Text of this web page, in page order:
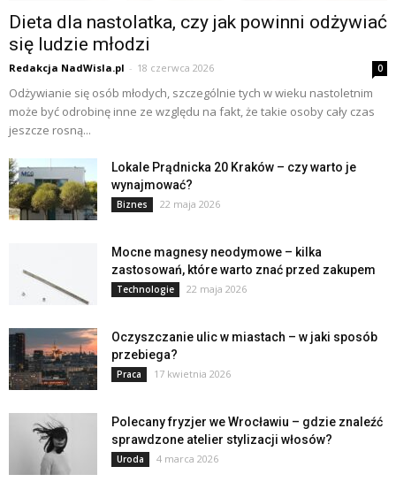
Dieta dla nastolatka, czy jak powinni odżywiać
się ludzie młodzi
Redakcja NadWisla.pl - 18 czerwca 2026 0
Odżywianie się osób młodych, szczególnie tych w wieku nastoletnim
może być odrobinę inne ze względu na fakt, że takie osoby cały czas
jeszcze rosną...
Lokale Prądnicka 20 Kraków – czy warto je
wynajmować?
Biznes 22 maja 2026
Mocne magnesy neodymowe – kilka
zastosowań, które warto znać przed zakupem
Technologie 22 maja 2026
Oczyszczanie ulic w miastach – w jaki sposób
przebiega?
Praca 17 kwietnia 2026
Polecany fryzjer we Wrocławiu – gdzie znaleźć
sprawdzone atelier stylizacji włosów?
Uroda 4 marca 2026